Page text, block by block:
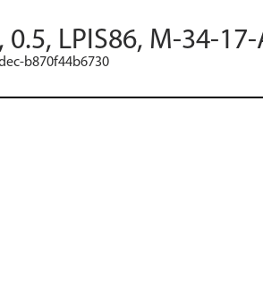
LPIS86, M-34-
b870f44b6730